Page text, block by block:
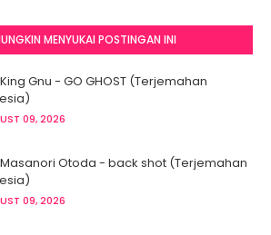
MENYUKAI POSTINGAN INI
Gnu - GO GHOST (Terjemahan
09, 2026
Masanori Otoda - back shot (Terjemahan
09, 2026